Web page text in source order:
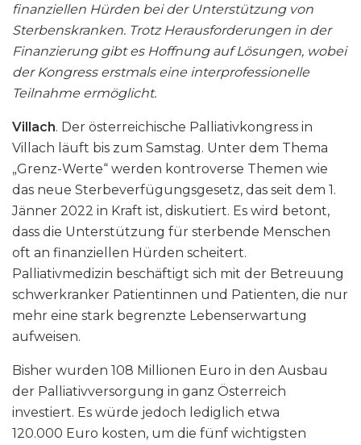
finanziellen Hürden bei der Unterstützung von
Sterbenskranken. Trotz Herausforderungen in der
Finanzierung gibt es Hoffnung auf Lösungen, wobei
der Kongress erstmals eine interprofessionelle
Teilnahme ermöglicht.
Villach. Der österreichische Palliativkongress in
Villach läuft bis zum Samstag. Unter dem Thema
„Grenz-Werte“ werden kontroverse Themen wie
das neue Sterbeverfügungsgesetz, das seit dem 1.
Jänner 2022 in Kraft ist, diskutiert. Es wird betont,
dass die Unterstützung für sterbende Menschen
oft an finanziellen Hürden scheitert.
Palliativmedizin beschäftigt sich mit der Betreuung
schwerkranker Patientinnen und Patienten, die nur
mehr eine stark begrenzte Lebenserwartung
aufweisen.
Bisher wurden 108 Millionen Euro in den Ausbau
der Palliativversorgung in ganz Österreich
investiert. Es würde jedoch lediglich etwa
120.000 Euro kosten, um die fünf wichtigsten